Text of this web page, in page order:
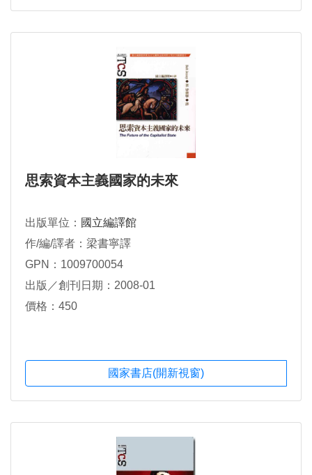
思索資本主義國家的未來
出版單位： 國立編譯館
作/編/譯者：梁書寧譯
GPN：1009700054
出版／創刊日期：2008-01
價格：450
國家書店(開新視窗)